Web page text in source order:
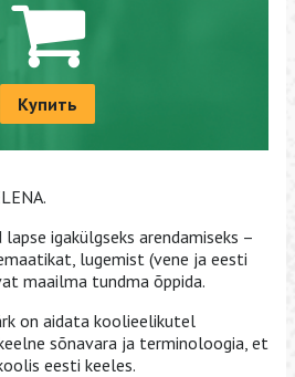
Купить
igakülgseks arendamiseks –
lugemist (vene ja eesti
maailma tundma õppida.
on aidata koolieelikutel
sõnavara ja terminoloogia, et
eesti keeles.